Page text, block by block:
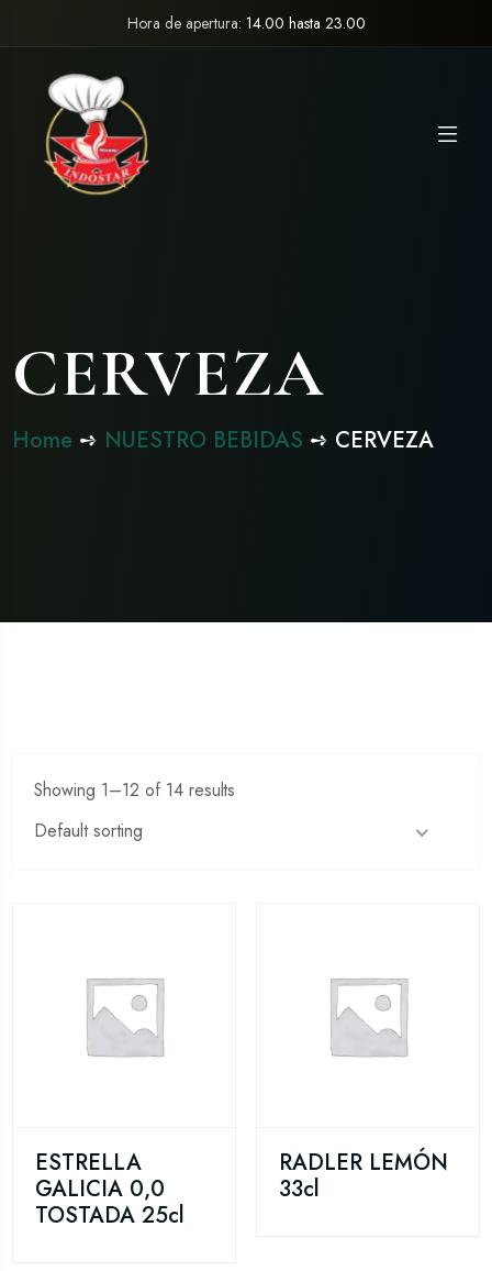
Hora de apertura: 14.00 hasta 23.00
CERVEZA
Home ➺ NUESTRO BEBIDAS ➺ CERVEZA
Showing 1–12 of 14 results
Default sorting
ESTRELLA
GALICIA 0,0
TOSTADA 25cl
RADLER LEMÓN
33cl